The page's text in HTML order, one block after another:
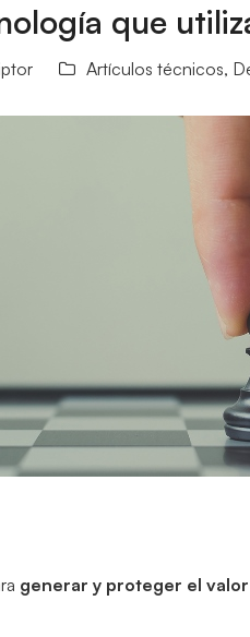
que
Artículos técnicos,
generar y proteger el